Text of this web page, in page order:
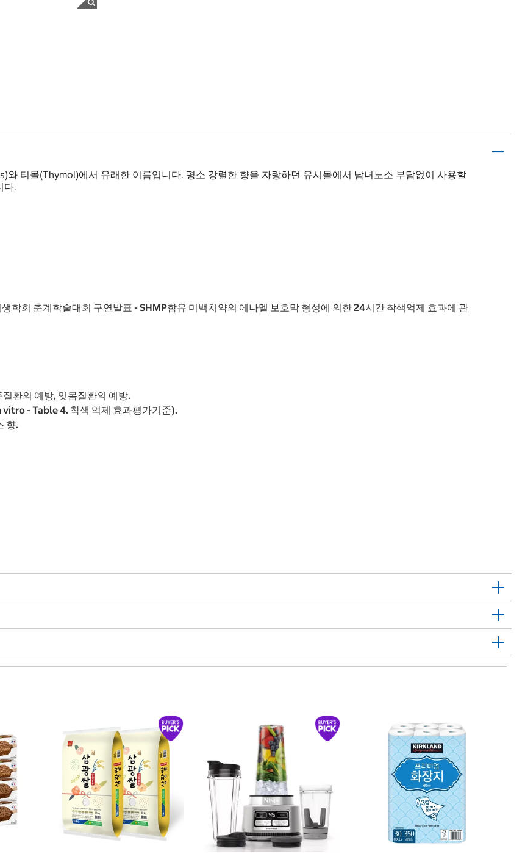
와 티몰(Thymol)에서 유래한 이름입니다. 평소 강렬한 향을 자랑하던 유시몰에서 남녀노소 부담없이 사용할
다.
학회 춘계학술대회 구연발표 - SHMP함유 미백치약의 에나멜 보호막 형성에 의한 24시간 착색억제 효과에 관
환의 예방, 잇몸질환의 예방.
vitro - Table 4. 착색 억제 효과평가기준).
향.